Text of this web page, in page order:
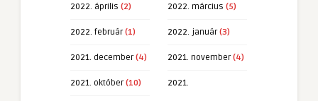
2022. április (2) 2022. március (5)
2022. február(1) 2022. január(3)
2021. december(4) 2021. november(4)
2021. október(10) 2021.